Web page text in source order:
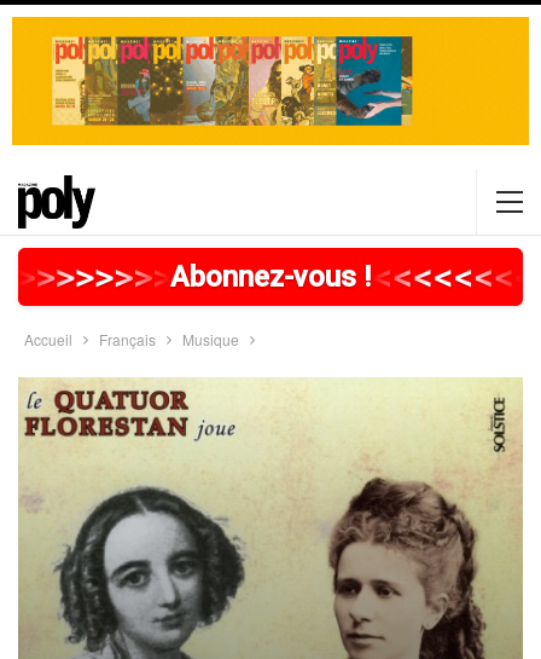
>>>>>>>>>>>>>>>>>
Abonnez-vous !<<<<<<<<
Accueil Français Musique